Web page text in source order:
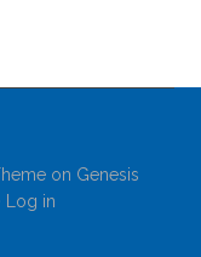
on Genesis
Log in